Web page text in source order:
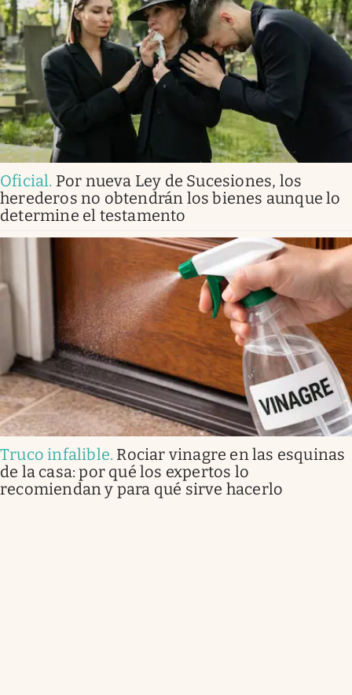
Oficial. Por nueva Ley de Sucesiones, los
herederos no obtendrán los bienes aunque lo
determine el testamento
Truco infalible. Rociar vinagre en las esquinas
de la casa: por qué los expertos lo
recomiendan y para qué sirve hacerlo